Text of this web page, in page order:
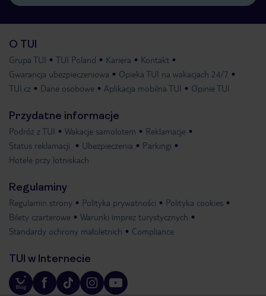
O TUI
Grupa TUI TUI Poland Kariera
Kontakt
Gwarancja ubezpieczeniowa
Opieka TUI na wakacjach 24/7
TUI.cz
Dane osobowe Aplikacja mobilna TUI Opinie TUI
Przydatne informacje
Podróż z TUI Wakacje samolotem
Reklamacje
Status reklamacji
Ubezpieczenia
Parkingi
Hotele przy lotniskach
Regulaminy
Regulamin strony Polityka prywatności
Polityka cookies
Bilety czarterowe
Warunki imprez turystycznych
Standardy ochrony małoletnich
Compliance
TUI w Internecie